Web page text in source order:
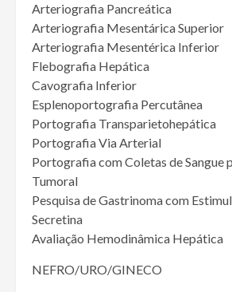
Arteriografia Pancreática
Arteriografia Mesentárica Superior
Arteriografia Mesentérica Inferior
Flebografia Hepática
Cavografia Inferior
Esplenoportografia Percutânea
Portografia Transparietohepática
Portografia Via Arterial
Portografia com Coletas de Sangue
Tumoral
Pesquisa de Gastrinoma com
Secretina
Avaliação Hemodinâmica Hepática
NEFRO/URO/GINECO